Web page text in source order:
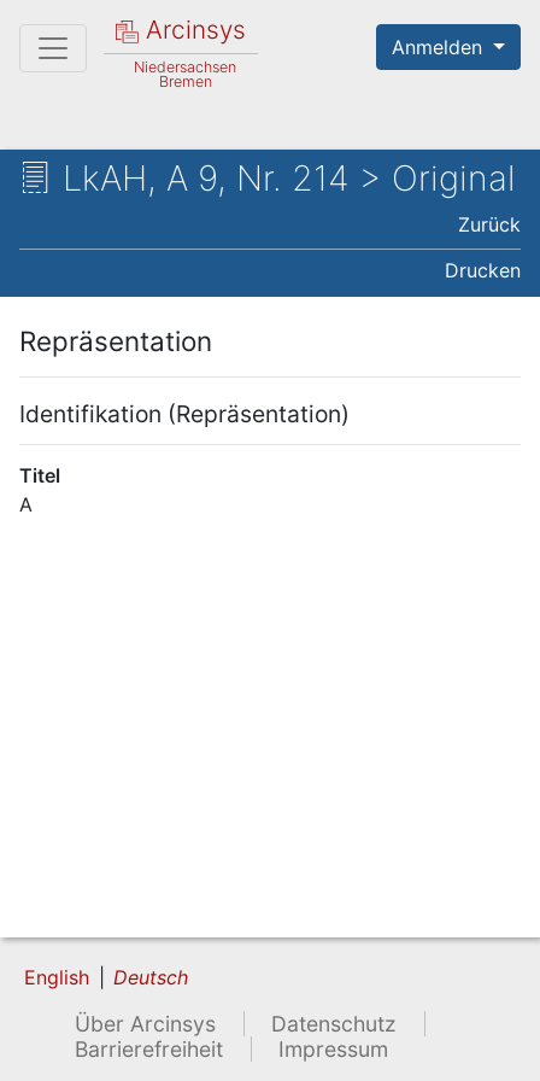
Arcinsys
Niedersachsen
Bremen
Anmelden
LkAH, A 9, Nr. 214 > Original
Zurück
Drucken
Repräsentation
Identifikation (Repräsentation)
Titel
A
English Deutsch
Über Arcinsys
Datenschutz
Barrierefreiheit
Impressum